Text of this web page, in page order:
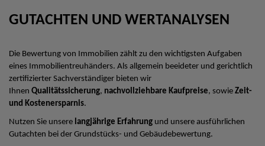
GUTACHTEN UND WERTANALYSEN
Die Bewertung von Immobilien zählt zu den wichtigsten Aufgaben
eines Immobilientreuhänders. Als allgemein beeideter und gerichtlich
zertifizierter Sachverständiger bieten wir
Ihnen Qualitätssicherung, nachvollziehbare Kaufpreise, sowie Zeit-
und Kostenersparnis.
Nutzen Sie unsere langjährige Erfahrung und unsere ausführlichen
Gutachten bei der Grundstücks- und Gebäudebewertung.